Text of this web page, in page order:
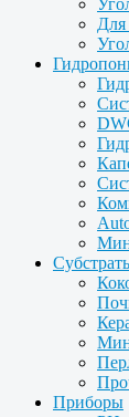
Для
Приборы